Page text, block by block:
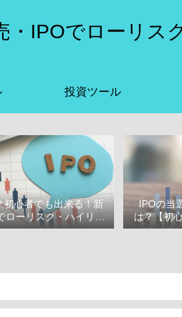
・IPOでローリス
投資ツール
初心者でも出来る！新
ローリスク・ハイリタ
資をはじめよう！
IPOの当
は？【初